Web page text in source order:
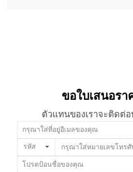
ขอใบเสนอรา
ตัวแทนของเราจะติดต่อ
รหัส